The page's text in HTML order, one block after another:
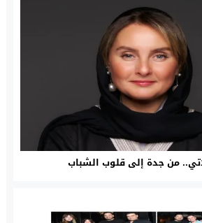
من جدة إلى قلوب الشباب